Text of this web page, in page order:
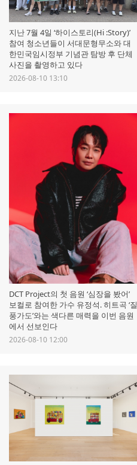
지난 7월 4일 ‘하이스토리(Hi :Story)’
참여 청소년들이 서대문형무소와 대
한민국임시정부 기념관 탐방 후 단체
사진을 촬영하고 있다
2026-08-10 13:10
DCT Project의 첫 음원 ‘심장을 봤어’
보컬로 참여한 가수 유정석. 히트곡 ‘질
풍가도’와는 색다른 매력을 이번 음원
에서 선보인다
2026-08-10 12:00